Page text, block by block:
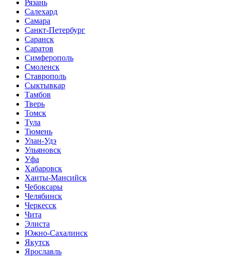
Рязань
Салехард
Самара
Санкт-Петербург
Саранск
Саратов
Симферополь
Смоленск
Ставрополь
Сыктывкар
Тамбов
Тверь
Томск
Тула
Тюмень
Улан-Удэ
Ульяновск
Уфа
Хабаровск
Ханты-Мансийск
Чебоксары
Челябинск
Черкесск
Чита
Элиста
Южно-Сахалинск
Якутск
Ярославль